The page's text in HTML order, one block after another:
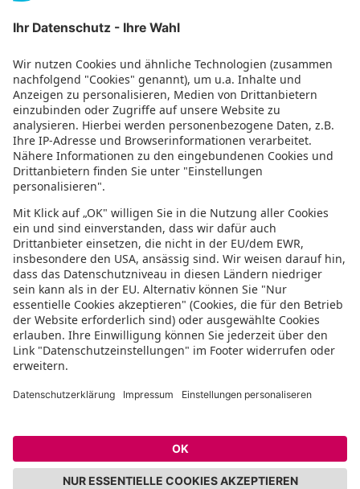
Impressum
Datenschutz
Datenschutzeinstellungen
Abonniere uns mit RSS
Top 9 Djerba Strände und
orientalischer Zauber 27. Juni 2023
Urlaubsguru
Die 6 schönsten Strände Hollands: Eine
Küste voller Möglichkeiten 20. Juni 2023
Urlaubsguru
Top Sehenswürdigkeiten in Athen: Das
pulsierende Herz Griechenlands 13. Juni
2023 Urlaubsguru
Social
© Copyright 2024, All Rights Reserved by 5vorFlug